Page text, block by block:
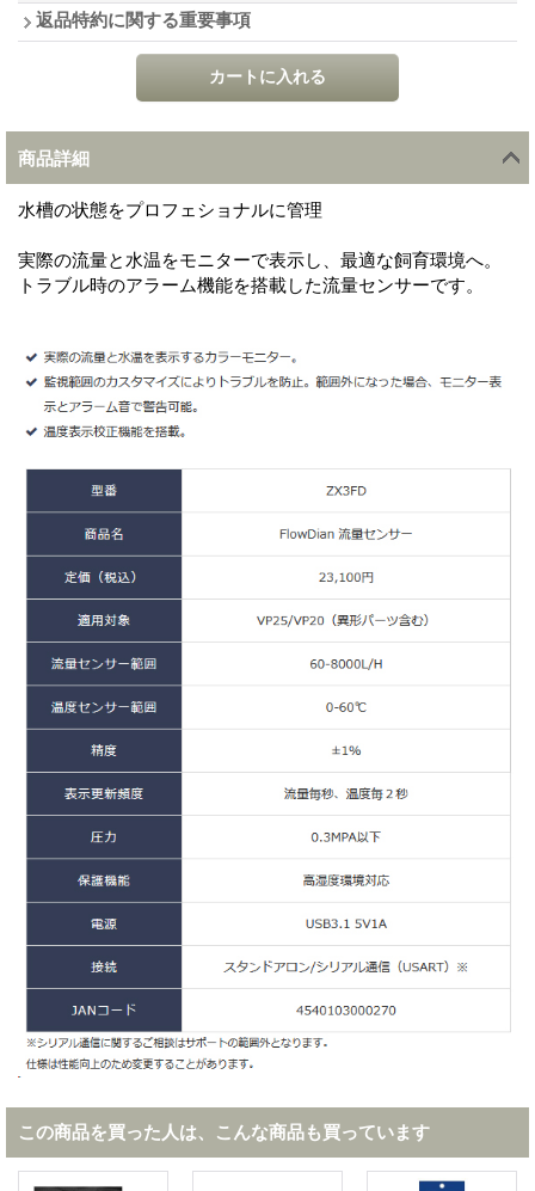
返品特約に関する重要事項
商品詳細
水槽の状態をプロフェショナルに管理
実際の流量と水温をモニターで表示し、最適な飼育環境へ。
トラブル時のアラーム機能を搭載した流量センサーです。
この商品を買った人は、こんな商品も買っています